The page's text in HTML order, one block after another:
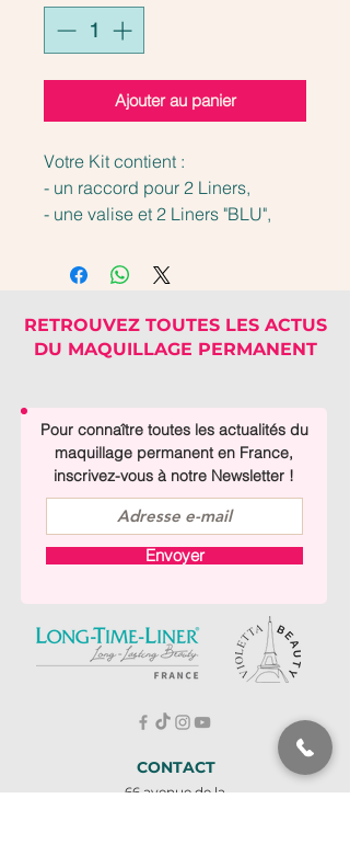
Ajouter au panier
Votre Kit contient :
- un raccord pour 2 Liners,
- une valise et 2 Liners "BLU",
- 2 boîtes de 10 Modules jetables
emballage stérile,
- un désinfectant.
RETROUVEZ TOUTES LES ACTUS
DU MAQUILLAGE PERMANENT
Pour connaître toutes les actualités du
maquillage permanent en France,
inscrivez-vous à notre Newsletter !
Envoyer
CONTACT
66 avenue de la